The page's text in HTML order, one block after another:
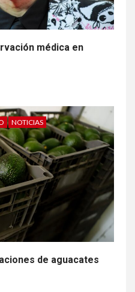
médica en
NOTICIAS
de aguacates